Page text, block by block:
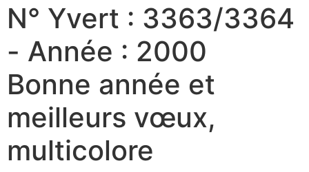
N° Yvert : 3363/3364
- Année : 2000
Bonne année et
meilleurs vœux,
multicolore